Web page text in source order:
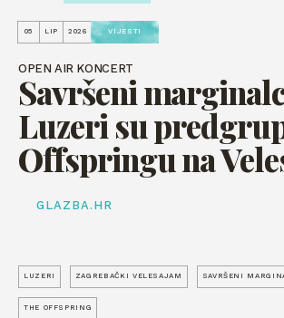
05 LIP 2026 VIJESTI
OPEN AIR KONCERT
Savršeni
Luzeri su
Offspringu na
GLAZBA.HR
LUZERI ZAGREBAČKI VELESAJAM SAVRŠENI
THE OFFSPRING